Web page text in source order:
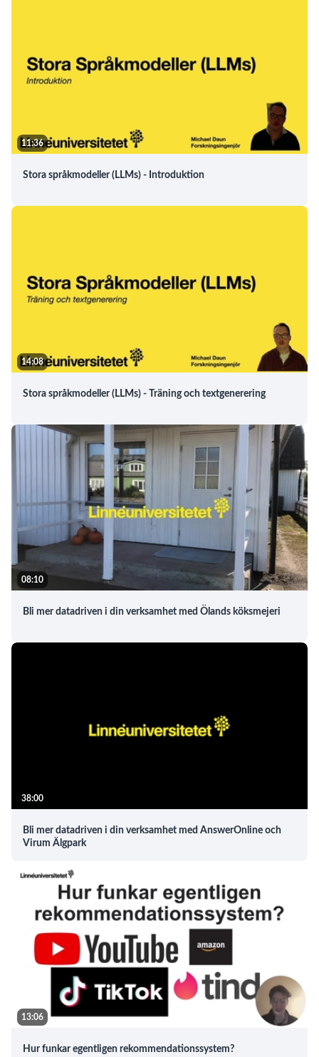
11:36
Stora språkmodeller (LLMs) - Introduktion
14:08
Stora språkmodeller (LLMs) - Träning och textgenerering
08:10
Bli mer datadriven i din verksamhet med Ölands köksmejeri
38:00
Bli mer datadriven i din verksamhet med AnswerOnline och
Virum Älgpark
13:06
Hur funkar egentligen rekommendationssystem?